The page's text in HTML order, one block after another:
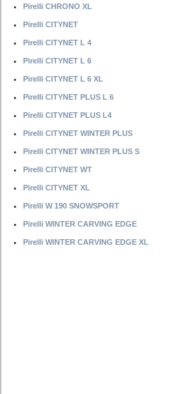
Pirelli CHRONO XL
Pirelli CITYNET
Pirelli CITYNET L 4
Pirelli CITYNET L 6
Pirelli CITYNET L 6 XL
Pirelli CITYNET PLUS L 6
Pirelli CITYNET PLUS L4
Pirelli CITYNET WINTER PLUS
Pirelli CITYNET WINTER PLUS S
Pirelli CITYNET WT
Pirelli CITYNET XL
Pirelli W 190 SNOWSPORT
Pirelli WINTER CARVING EDGE
Pirelli WINTER CARVING EDGE XL